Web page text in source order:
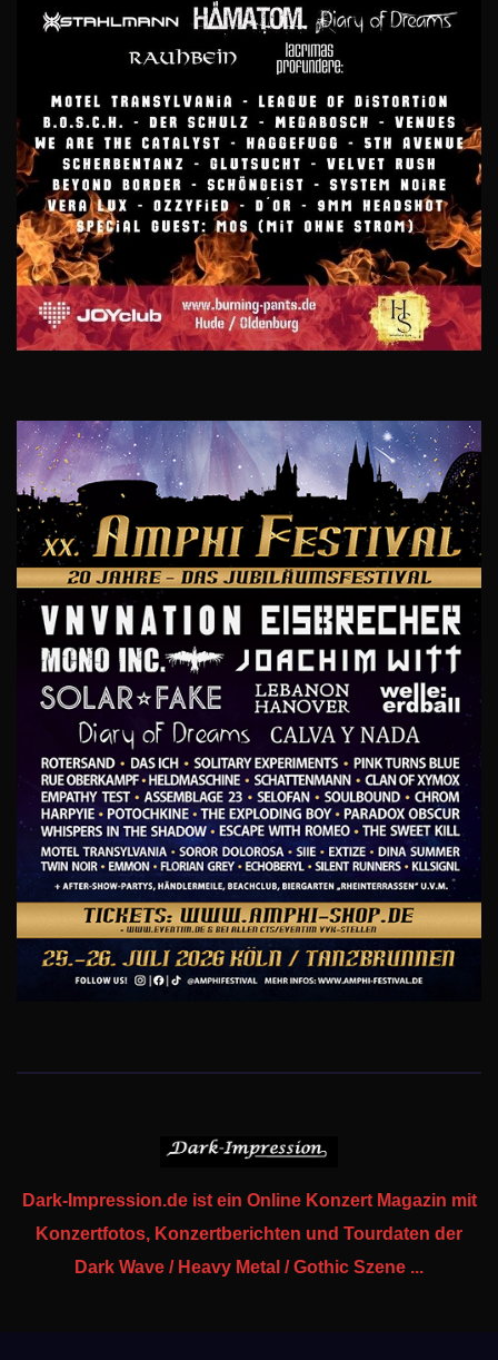
Dark-Impression.de ist ein Online Konzert Magazin mit
Konzertfotos, Konzertberichten und Tourdaten der
Dark Wave / Heavy Metal / Gothic Szene ...